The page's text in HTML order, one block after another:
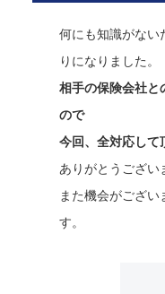
何にも知識がない
りになりました。
相手の保険会社と
ので
今回、全対応して
ありがとうござい
また機会がござい
す。